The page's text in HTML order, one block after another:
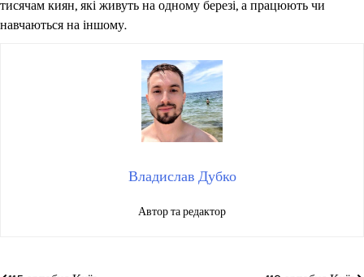
тисячам киян, які живуть на одному березі, а працюють чи
навчаються на іншому.
Владислав Дубко
Автор та редактор